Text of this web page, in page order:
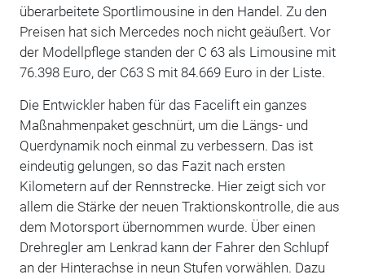
überarbeitete Sportlimousine in den Handel. Zu den
Preisen hat sich Mercedes noch nicht geäußert. Vor
der Modellpflege standen der C 63 als Limousine mit
76.398 Euro, der C63 S mit 84.669 Euro in der Liste.
Die Entwickler haben für das Facelift ein ganzes
Maßnahmenpaket geschnürt, um die Längs- und
Querdynamik noch einmal zu verbessern. Das ist
eindeutig gelungen, so das Fazit nach ersten
Kilometern auf der Rennstrecke. Hier zeigt sich vor
allem die Stärke der neuen Traktionskontrolle, die aus
dem Motorsport übernommen wurde. Über einen
Drehregler am Lenkrad kann der Fahrer den Schlupf
an der Hinterachse in neun Stufen vorwählen. Dazu